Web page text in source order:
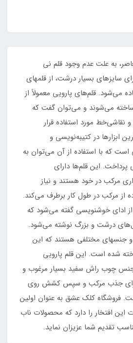
به علت عدم وجود قلم نی
سایزهای بسیار درشت، از قلمهای
می‌شود. قلم‌های پارویی معمولاً از
می‌شوند و می‌توان گفت که
نقاشی‌خط مورد استفاده قرار
ابزارها در کتیبه‌نویسی و
که با استفاده از آن می‌توان به
این قلم‌ها دارای
مرکب در خود هستند و نیاز
از مرکب در طول کار برطرف می‌کند.
ادای خوشنویسی گفته می‌شود که
درشت و بزرگ نوشته می‌شود.
و جنسهای مختلفی هستند که این
شده است. این قلم پارویی
چوب راش سفید بسیار مرغوب و
جذب مرکب و سپس کشش روی
فروشگاه کلک عشق به عنوان اولین
این افتخار را دارد که محصولات ناب
تقدیم شما عزیزان نماید.